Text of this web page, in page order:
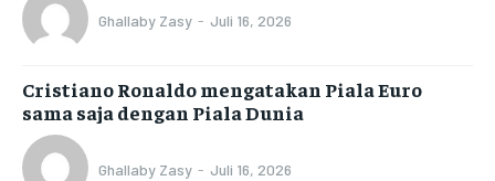
Ghallaby Zasy - Juli 16, 2026
Cristiano Ronaldo mengatakan Piala Euro
sama saja dengan Piala Dunia
Ghallaby Zasy - Juli 16, 2026